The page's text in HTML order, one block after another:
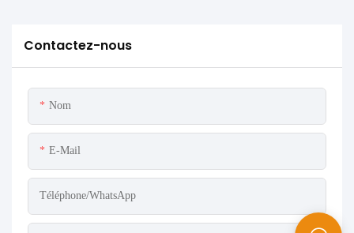
Contactez-nous
Nom
E-Mail
Téléphone/WhatsApp